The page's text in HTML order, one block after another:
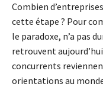
Combien
cette étape ? Pour
le paradoxe, n’a pas
retrouvent
concurrents
orientations au